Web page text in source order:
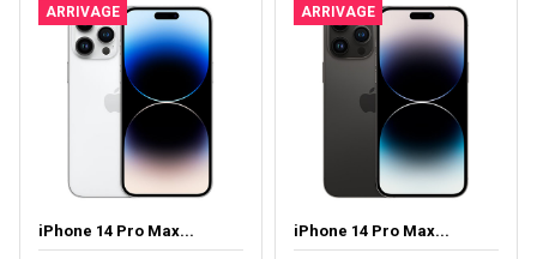
ARRIVAGE
iPhone 14 Pro Max...
ARRIVAGE
iPhone 14 Pro Max...